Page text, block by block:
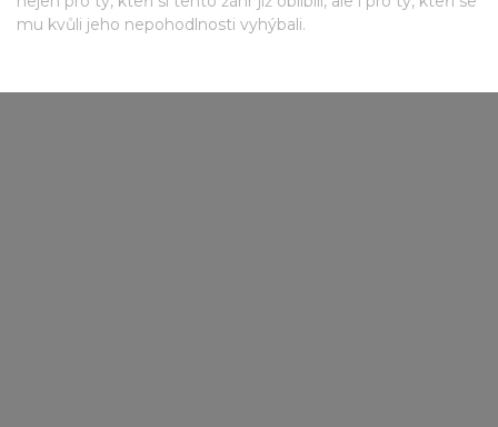
mu kvůli jeho nepohodlnosti vyhýbali.